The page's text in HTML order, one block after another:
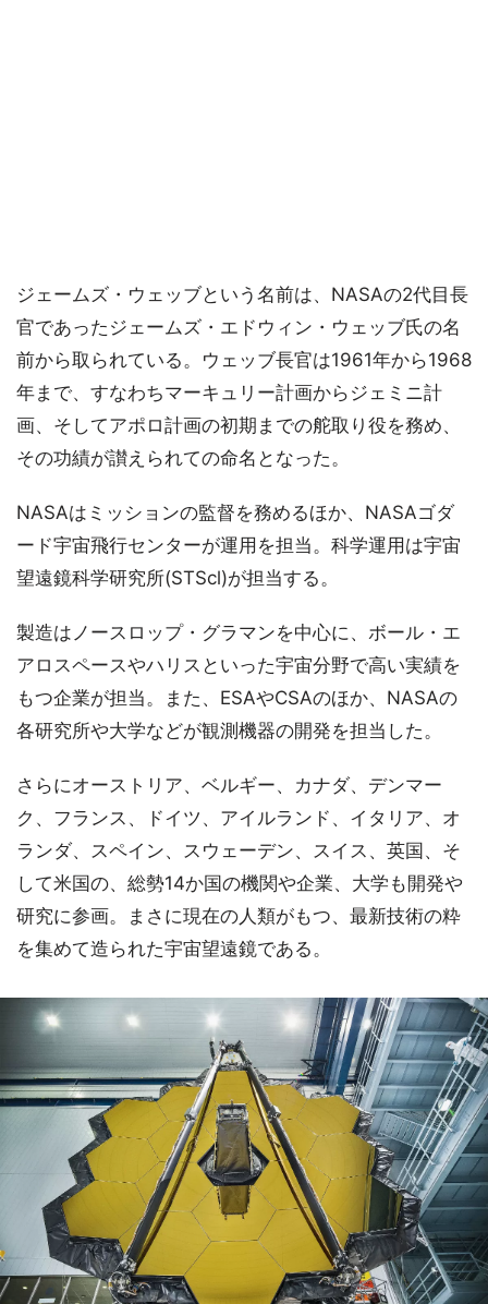
ジェームズ・ウェッブという名前は、NASAの2代目長
官であったジェームズ・エドウィン・ウェッブ氏の名
前から取られている。ウェッブ長官は1961年から1968
年まで、すなわちマーキュリー計画からジェミニ計
画、そしてアポロ計画の初期までの舵取り役を務め、
その功績が讃えられての命名となった。
NASAはミッションの監督を務めるほか、NASAゴダ
ード宇宙飛行センターが運用を担当。科学運用は宇宙
望遠鏡科学研究所(STScl)が担当する。
製造はノースロップ・グラマンを中心に、ボール・エ
アロスペースやハリスといった宇宙分野で高い実績を
もつ企業が担当。また、ESAやCSAのほか、NASAの
各研究所や大学などが観測機器の開発を担当した。
さらにオーストリア、ベルギー、カナダ、デンマー
ク、フランス、ドイツ、アイルランド、イタリア、オ
ランダ、スペイン、スウェーデン、スイス、英国、そ
して米国の、総勢14か国の機関や企業、大学も開発や
研究に参画。まさに現在の人類がもつ、最新技術の粋
を集めて造られた宇宙望遠鏡である。